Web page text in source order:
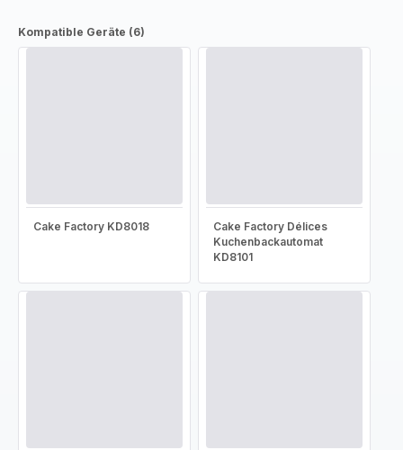
Kompatible Geräte (6)
Cake Factory KD8018
Cake Factory Délices
Kuchenbackautomat
KD8101